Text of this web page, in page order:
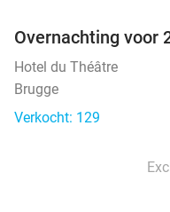
Overnachting voor
Hotel du Théâtre
Brugge
Verkocht: 129